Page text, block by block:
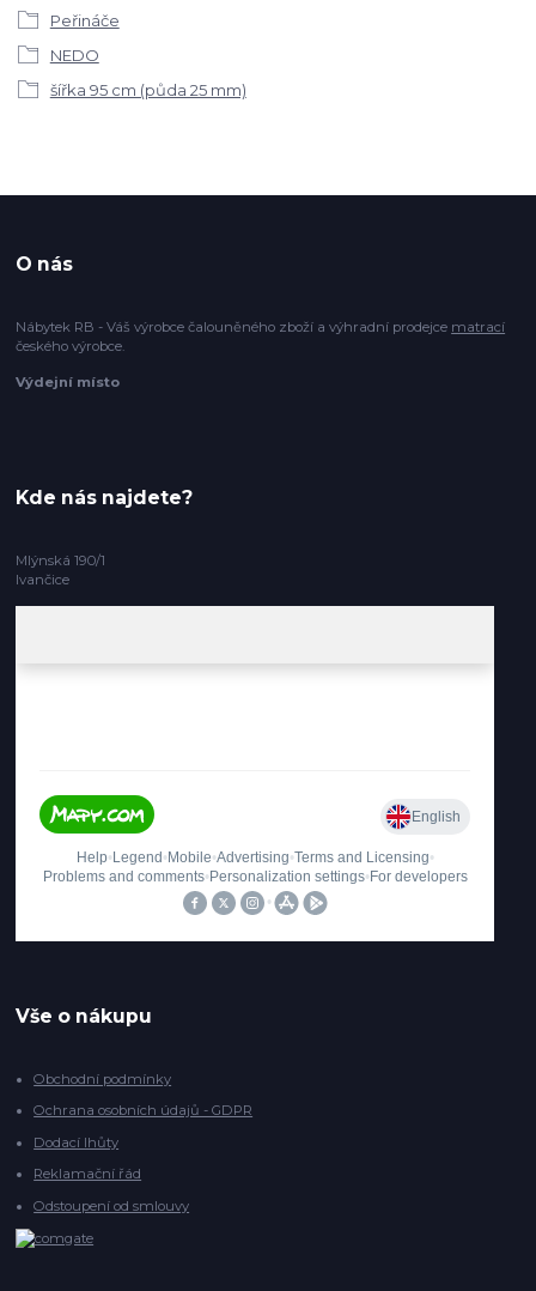
Peřináče
NEDO
šířka 95 cm (půda 25 mm)
O nás
Nábytek RB - Váš výrobce čalouněného zboží a výhradní prodejce matrací
českého výrobce.
Výdejní místo
Kde nás najdete?
Mlýnská 190/1
Ivančice
Vše o nákupu
Obchodní podmínky
Ochrana osobních údajů - GDPR
Dodací lhůty
Reklamační řád
Odstoupení od smlouvy